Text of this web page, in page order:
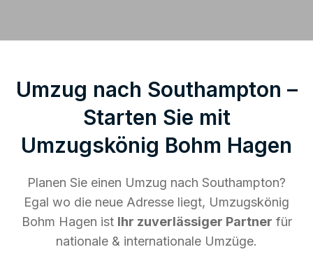
Umzug nach Southampton –
Starten Sie mit
Umzugskönig Bohm Hagen
Planen Sie einen Umzug nach Southampton?
Egal wo die neue Adresse liegt, Umzugskönig
Bohm Hagen ist Ihr zuverlässiger Partner für
nationale & internationale Umzüge.